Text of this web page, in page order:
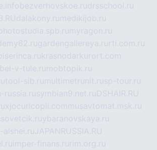
bezverhovskoe.rudrsschool.ru
dalakony.ru medikijob.ru
myragon.ru
gardengallereya.ru rti.com.ru
krasnodarkurort.com
v-tule.ru mobtopik.ru
tool-sib.ru multimetrunit.rusp-tour.ru
russia.rusymbian9.net.ruDSHAIR.RU
xjocuricopii.com musavtomat.msk.ru
sovetcik.ruybaranovskaya.ru
alshei.ruJAPANRUSSIA.RU
imper-finans.ru rim.org.ru